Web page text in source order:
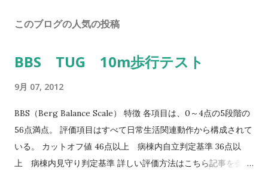
このブログの人気の投稿
BBS TUG 10m歩行テスト
9月 07, 2012
BBS（Berg Balance Scale） 特徴 各項目は、0～4点の5段階の
56点満点。 評価項目はすべて日常生活関連動作から構成されて
いる。 カットオフ値 46点以上 病棟内自立判定基準 36点以
上 病棟内見守り判定基準 詳しい評価方法はこちら記事を参照